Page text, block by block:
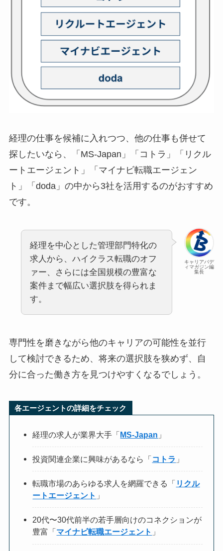
経理の仕事を候補に入れつつ、他の仕事も併せて
探したいなら、「MS-Japan」「コトラ」「リクル
ートエージェント」「マイナビ転職エージェン
ト」「doda」の中から3社を活用するのがおすすめ
です。
キャリアバデ
ィマガジン編
集長
経理を中心とした管理部門特化の
求人から、ハイクラス転職のオフ
ァー、さらには全国規模の豊富な
案件まで幅広い選択肢を得られま
す。
専門性を磨きながら他のキャリアの可能性を並行
して検討できるため、将来の選択肢を狭めず、自
分に合った働き方を見つけやすくなるでしょう。
各エージェントの詳細をチェック
経理の求人が業界大手「MS-Japan 」
投資関連企業に興味があるなら「コトラ 」
転職市場のあらゆる求人を網羅できる「 リクル
ートエージェント 」
20代〜30代前半の若手層向けのコネクションが
豊富「 マイナビ転職エージェント 」